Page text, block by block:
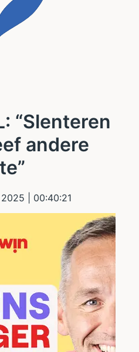
“Slenteren
andere
2025 | 00:40:21